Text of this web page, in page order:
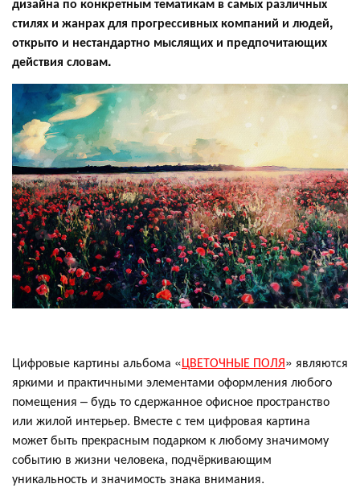
стилях и жанрах для прогрессивных компаний и людей,
открыто и нестандартно мыслящих и предпочитающих
действия словам.
Цифровые картины альбома «ЦВЕТОЧНЫЕ ПОЛЯ» являются
яркими и практичными элементами оформления любого
помещения – будь то сдержанное офисное пространство
или жилой интерьер. Вместе с тем цифровая картина
может быть прекрасным подарком к любому значимому
событию в жизни человека, подчёркивающим
уникальность и значимость знака внимания.